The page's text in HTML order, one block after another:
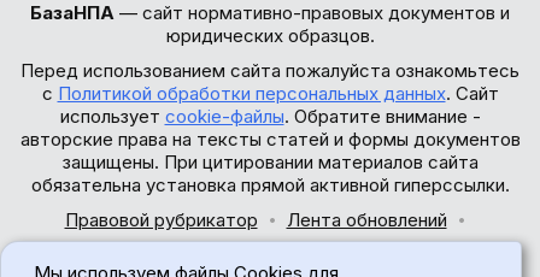
БазаНПА — сайт нормативно-правовых документов и
юридических образцов.
Перед использованием сайта пожалуйста ознакомьтесь
с Политикой обработки персональных данных. Сайт
использует cookie-файлы. Обратите внимание -
авторские права на тексты статей и формы документов
защищены. При цитировании материалов сайта
обязательна установка прямой активной гиперссылки.
Правовой рубрикатор
Лента обновлений